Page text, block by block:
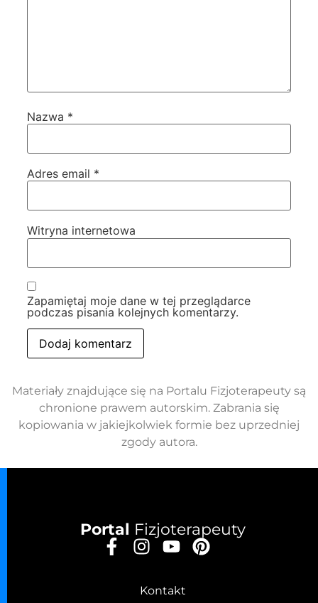
Nazwa *
Adres email *
Witryna internetowa
Zapamiętaj moje dane w tej przeglądarce
podczas pisania kolejnych komentarzy.
Materiały znajdujące się na Portalu Fizjoterapeuty są
chronione prawem autorskim. Zabrania się
kopiowania w jakiejkolwiek formie bez uprzedniej
zgody autora.
Portal Fizjoterapeuty
Kontakt